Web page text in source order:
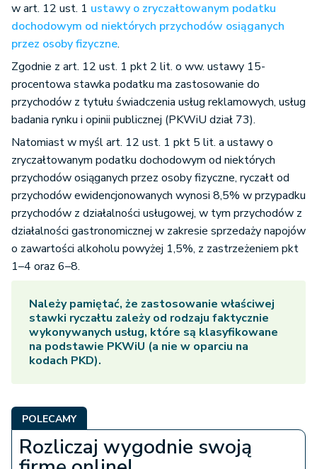
w art. 12 ust. 1 ustawy o zryczałtowanym podatku
dochodowym od niektórych przychodów osiąganych
przez osoby fizyczne.
Zgodnie z art. 12 ust. 1 pkt 2 lit. o ww. ustawy 15-
procentowa stawka podatku ma zastosowanie do
przychodów z tytułu świadczenia usług reklamowych, usług
badania rynku i opinii publicznej (PKWiU dział 73).
Natomiast w myśl art. 12 ust. 1 pkt 5 lit. a ustawy o
zryczałtowanym podatku dochodowym od niektórych
przychodów osiąganych przez osoby fizyczne, ryczałt od
przychodów ewidencjonowanych wynosi 8,5% w przypadku
przychodów z działalności usługowej, w tym przychodów z
działalności gastronomicznej w zakresie sprzedaży napojów
o zawartości alkoholu powyżej 1,5%, z zastrzeżeniem pkt
1–4 oraz 6–8.
Należy pamiętać, że zastosowanie właściwej
stawki ryczałtu zależy od rodzaju faktycznie
wykonywanych usług, które są klasyfikowane
na podstawie PKWiU (a nie w oparciu na
kodach PKD).
POLECAMY
Rozliczaj wygodnie swoją